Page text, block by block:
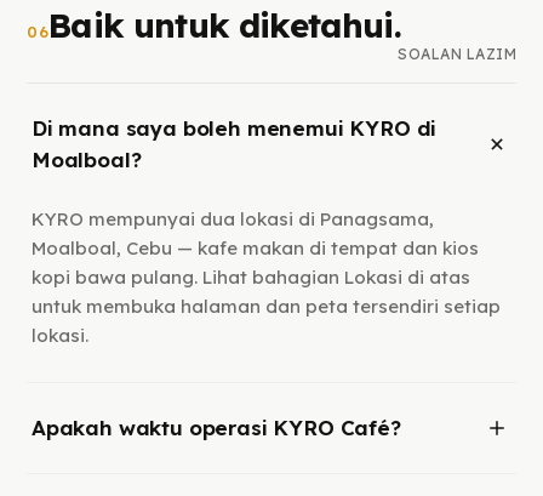
06Baik untuk diketahui.
SOALAN LAZIM
Di mana saya boleh menemui KYRO di
Moalboal?
KYRO mempunyai dua lokasi di Panagsama,
Moalboal, Cebu — kafe makan di tempat dan kios
kopi bawa pulang. Lihat bahagian Lokasi di atas
untuk membuka halaman dan peta tersendiri setiap
lokasi.
Apakah waktu operasi KYRO Café?